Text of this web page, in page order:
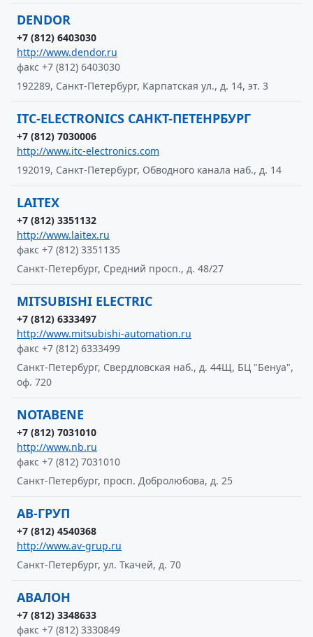
DENDOR
+7 (812) 6403030
http://www.dendor.ru
факс +7 (812) 6403030
192289, Санкт-Петербург, Карпатская ул., д. 14, эт. 3
ITC-ELECTRONICS САНКТ-ПЕТЕНРБУРГ
+7 (812) 7030006
http://www.itc-electronics.com
192019, Санкт-Петербург, Обводного канала наб., д. 14
LAITEX
+7 (812) 3351132
http://www.laitex.ru
факс +7 (812) 3351135
Санкт-Петербург, Средний просп., д. 48/27
MITSUBISHI ELECTRIC
+7 (812) 6333497
http://www.mitsubishi-automation.ru
факс +7 (812) 6333499
Санкт-Петербург, Свердловская наб., д. 44Щ, БЦ "Бенуа",
оф. 720
NOTABENE
+7 (812) 7031010
http://www.nb.ru
факс +7 (812) 7031010
Санкт-Петербург, просп. Добролюбова, д. 25
АВ-ГРУП
+7 (812) 4540368
http://www.av-grup.ru
Санкт-Петербург, ул. Ткачей, д. 70
АВАЛОН
+7 (812) 3348633
факс +7 (812) 3330849